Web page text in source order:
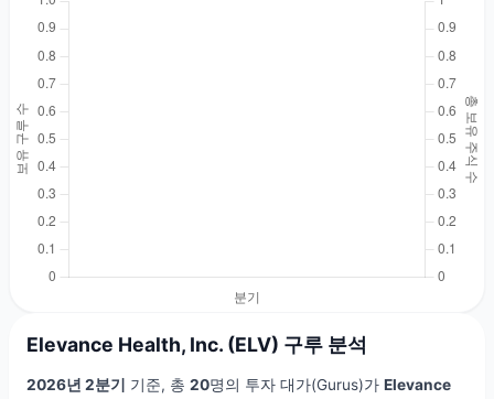
Elevance Health, Inc. (ELV) 구루 분석
2026년 2분기 기준, 총 20명의 투자 대가(Gurus)가 Elevance